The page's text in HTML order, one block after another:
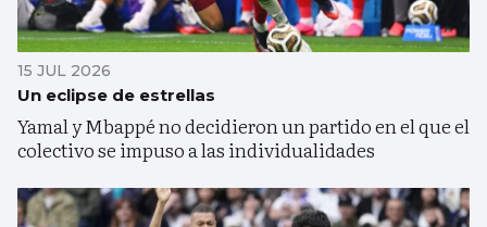
15 JUL 2026
Un eclipse de estrellas
Yamal y Mbappé no decidieron un partido en el que el
colectivo se impuso a las individualidades